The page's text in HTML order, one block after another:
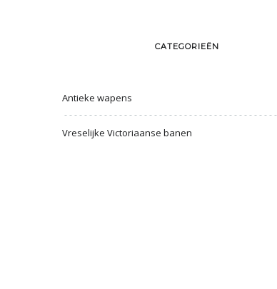
CATEGORIEËN
Antieke wapens
Vreselijke Victoriaanse banen